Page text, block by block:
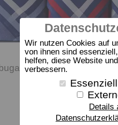
Wir nutzen Cookies auf
von ihnen sind
helfen, diese Website
verbessern.
Essenziell
Details
Banderole,